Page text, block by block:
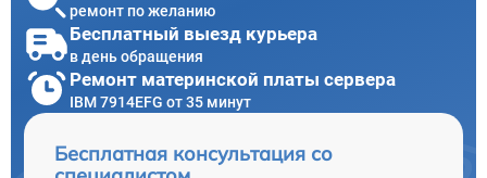
ремонт по желанию
Бесплатный выезд курьера
в день обращения
Ремонт материнской платы сервера
IBM 7914EFG от 35 минут
Бесплатная консультация со